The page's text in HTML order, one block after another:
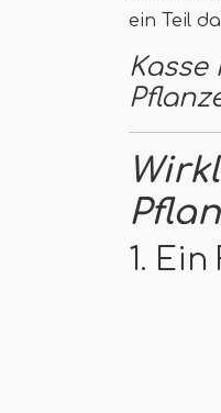
ein Teil
1.